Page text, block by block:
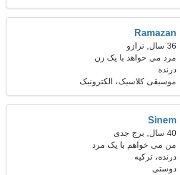
Ramazan
36 سال, ترازو
مرد می خواهد با یک زن
ملاقات کند 26-32
درنده
موسیقی کلاسیک، الکترونیک
Sinem
40 سال, برج جدی
من می خواهم با یک مرد
صادق قرار بگذارم
درنده، ترکیه
دوستی